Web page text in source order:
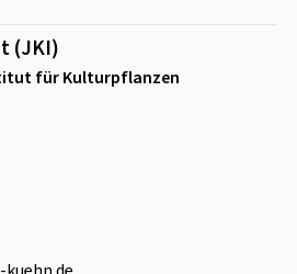
(JKI)
für Kulturpflanzen